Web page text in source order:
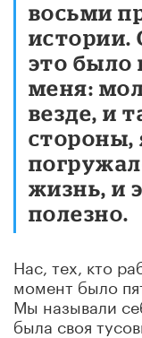
восьми
истории.
это было
меня:
везде, и
стороны,
жизнь, и
полезно.
Нас, тех, кто
момент было
Мы называли
была своя